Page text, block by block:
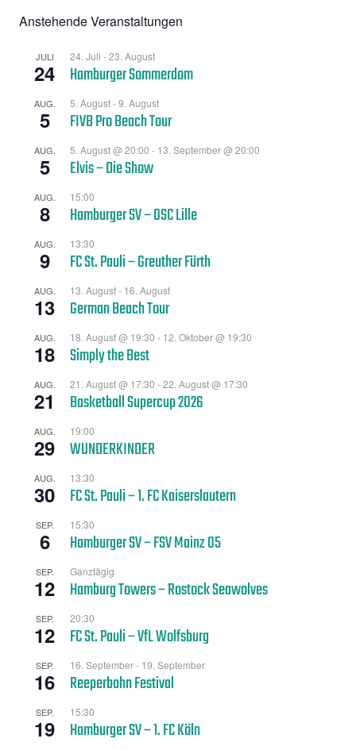
Anstehende Veranstaltungen
JULI
24
24. Juli -23. August
Hamburger Sommerdom
AUG.
5
5. August-9. August
FIVB Pro Beach Tour
AUG.
5
5. August @ 20:00 - 13. September @ 20:00
Elvis – Die Show
AUG.
8
15:00
Hamburger SV – OSC Lille
AUG.
9
13:30
FC St. Pauli – Greuther Fürth
AUG.
13
13. August- 16. August
German Beach Tour
AUG.
18
18. August @ 19:30 - 12. Oktober @ 19:30
Simply the Best
AUG.
21
21. August @ 17:30 -22. August @ 17:30
Basketball Supercup 2026
AUG.
29
19:00
WUNDERKINDER
AUG.
30
13:30
FC St. Pauli – 1. FC Kaiserslautern
SEP.
6
15:30
Hamburger SV – FSV Mainz 05
SEP.
12
Ganztägig
Hamburg Towers – Rostock Seawolves
SEP.
12
20:30
FC St. Pauli – VfL Wolfsburg
SEP.
16
16. September- 19. September
Reeperbahn Festival
SEP.
19
15:30
Hamburger SV – 1. FC Köln